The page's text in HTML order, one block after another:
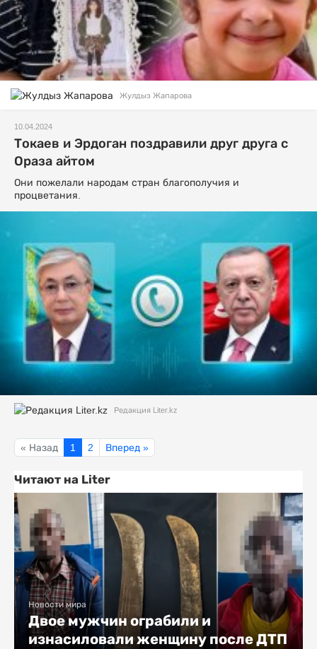
Жулдыз Жапарова
10.04.2024
Токаев и Эрдоган поздравили друг друга с
Ораза айтом
Они пожелали народам стран благополучия и
процветания.
Редакция Liter.kz
« Назад 1 2 Вперед »
Читают на Liter
Новости мира
Двое мужчин ограбили и
изнасиловали женщину после ДТП